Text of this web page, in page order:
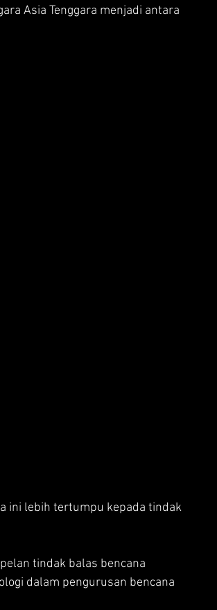
Asia Tenggara menjadi antara
ini lebih tertumpu kepada tindak
tindak balas bencana
dalam pengurusan bencana